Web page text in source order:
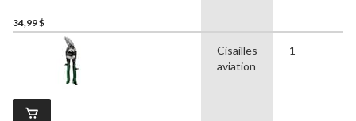
Kush'n-Power à prise
confortable
34,99 $
Cisailles
aviation
1